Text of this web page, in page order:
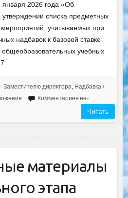
января 2026 года «Об
утверждении списка предметных
учитываемых при
надбавок к базовой ставке
общеобразовательных учебных
Заместителю директора, Надбавка /
Комментариев нет
Читать
материалы
этапа